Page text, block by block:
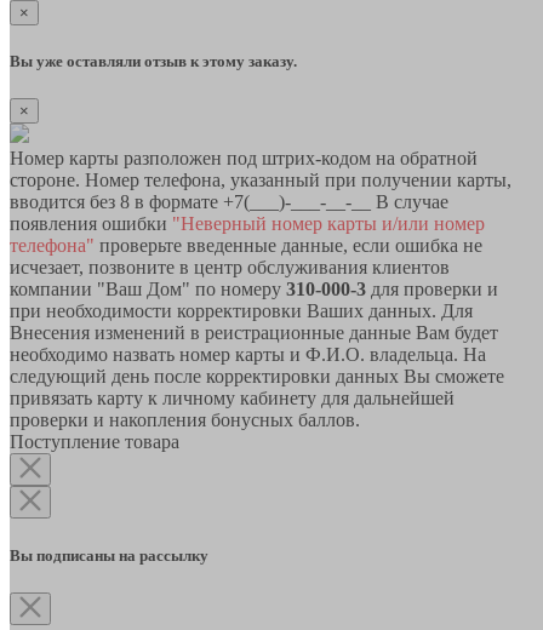
×
Вы уже оставляли отзыв к этому заказу.
×
Номер карты разположен под штрих-кодом на обратной
стороне. Номер телефона, указанный при получении карты,
вводится без 8 в формате +7(___)-___-__-__ В случае
появления ошибки "Неверный номер карты и/или номер
телефона" проверьте введенные данные, если ошибка не
исчезает, позвоните в центр обслуживания клиентов
компании "Ваш Дом" по номеру 310-000-3 для проверки и
при необходимости корректировки Ваших данных. Для
Внесения изменений в реистрационные данные Вам будет
необходимо назвать номер карты и Ф.И.О. владельца. На
следующий день после корректировки данных Вы сможете
привязать карту к личному кабинету для дальнейшей
проверки и накопления бонусных баллов.
Поступление товара
Вы подписаны на рассылку